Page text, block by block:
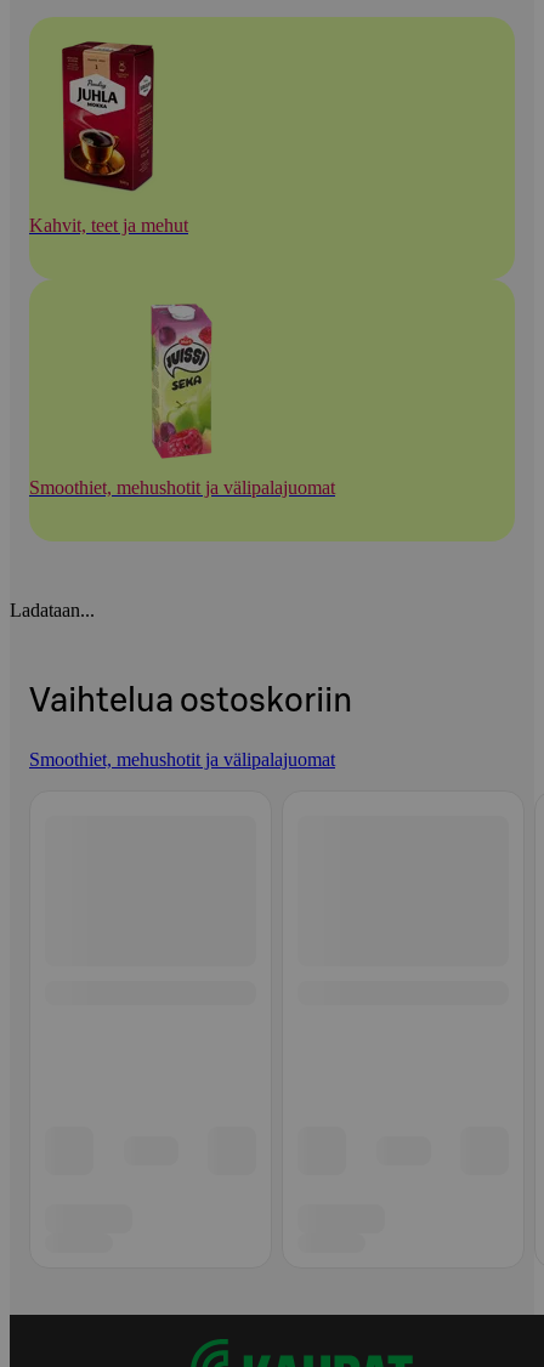
Kahvit, teet ja mehut
Smoothiet, mehushotit ja välipalajuomat
Ladataan...
Vaihtelua ostoskoriin
Smoothiet, mehushotit ja välipalajuomat